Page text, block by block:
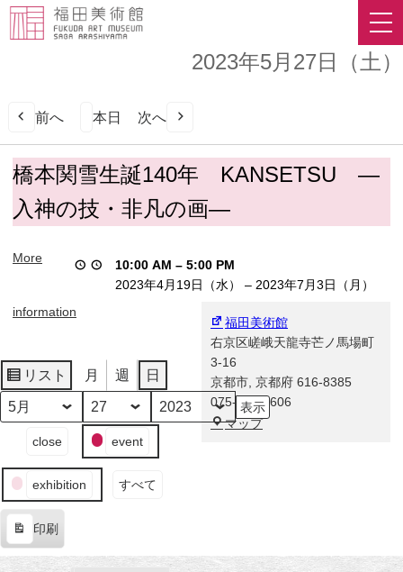
2023年5月27日（土）
前へ 本日 次へ
橋
本
関
雪
誕
年
入
神
の
技・
凡
の
画
―
橋本関雪生誕140年 KANSETSU ―
入神の技・非凡の画―
10:00 AM – 5:00 PM
2023年4月19日（水）
– 2023年7月3日（月）
福田美術館
右京区嵯峨天龍寺芒ノ馬場町
3-16
京都市 京都府 616-8385
075-863-0606
マップ福
More
information
リスト
表
示
月 週 日
月
日
年
ン
の
テ
close event
exhibition すべて
印刷
示